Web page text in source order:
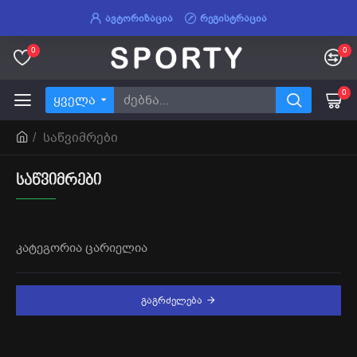
ᲐᲕᲢᲝᲠᲘᲖᲐᲪᲘᲐ ᲠᲔᲒᲘᲡᲢᲠᲐᲪᲘᲐ
0 0
ყველა 0
საწვიმრები
ᲡᲐᲬᲕᲘᲛᲠᲔᲑᲘ
კატეგორია ცარიელია
ᲒᲐᲒᲠᲫᲔᲚᲔᲑᲐ